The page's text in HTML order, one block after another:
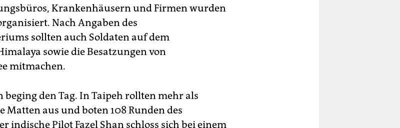
Krankenhäusern und Firmen wurden
Nach Angaben des
sollten auch Soldaten auf dem
sowie die Besatzungen von
mitmachen.
den Tag. In Taipeh rollten mehr als
Matten aus und boten 108 Runden des
indische Pilot Fazel Shan schloss sich bei einem